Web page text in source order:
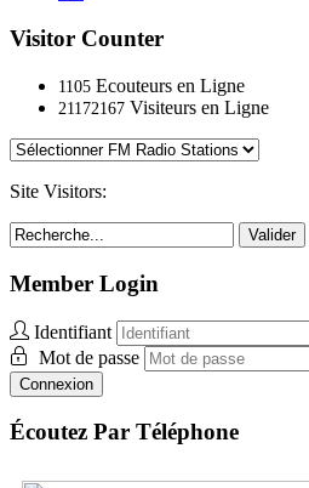
Visitor Counter
1105 Ecouteurs en Ligne
21172167 Visiteurs en Ligne
Site Visitors:
Valider
Member Login
Identifiant
Mot de passe
Connexion
Écoutez Par Téléphone